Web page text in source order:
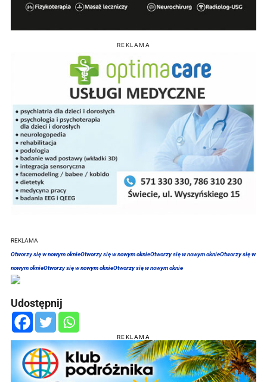
REKLAMA
REKLAMA
Otworzy się w nowym oknieOtworzy się w nowym oknieOtworzy się w nowym oknieOtworzy się w
nowym oknieOtworzy się w nowym oknieOtworzy się w nowym oknie
Udostępnij
REKLAMA